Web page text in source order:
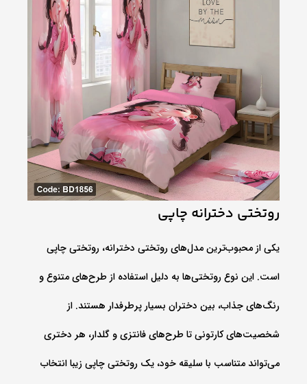
روتختی دخترانه چاپی
یکی از محبوب‌ترین مدل‌های روتختی دخترانه، روتختی چاپی
است. این نوع روتختی‌ها به دلیل استفاده از طرح‌های متنوع و
رنگ‌های جذاب، بین دختران بسیار پرطرفدار هستند. از
شخصیت‌های کارتونی تا طرح‌های فانتزی و گلدار، هر دختری
می‌تواند متناسب با سلیقه خود، یک روتختی چاپی زیبا انتخاب